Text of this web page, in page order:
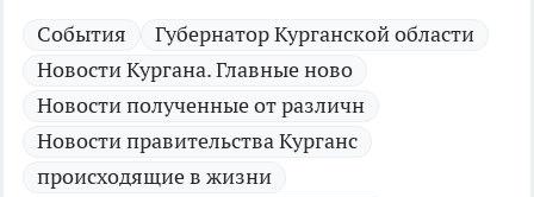
Cобытия
Губернатор Курганской области
Новости Кургана. Главные ново
Новости полученные от различн
Новости правительства Курганс
происходящие в жизни